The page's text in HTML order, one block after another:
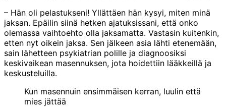
– Hän oli pelastukseni! Yllättäen hän kysyi, miten minä
jaksan. Epäilin siinä hetken ajatuksissani, että onko
olemassa vaihtoehto olla jaksamatta. Vastasin kuitenkin,
etten nyt oikein jaksa. Sen jälkeen asia lähti etenemään,
sain lähetteen psykiatrian polille ja diagnoosiksi
keskivaikean masennuksen, jota hoidettiin lääkkeillä ja
keskusteluilla.
Kun masennuin ensimmäisen kerran, luulin että
mies jättää